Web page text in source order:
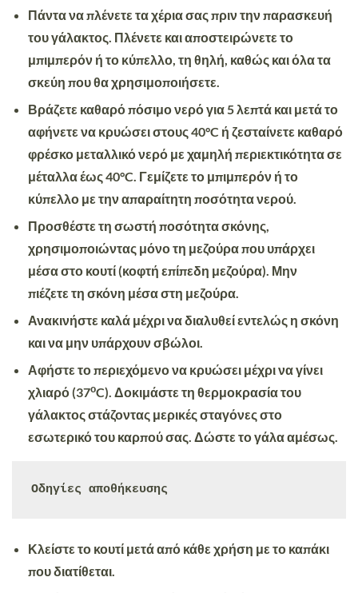
Πάντανα πλένετε τα χέρια σας πριν την παρασκευή
του γάλακτος. Πλένετε και αποστειρώνετε το
μπιμπερόν ή το κύπελλο, τη θηλή, καθώς και όλα τα
σκεύη που θα χρησιμοποιήσετε.
Βράζετε καθαρό πόσιμο νερό για 5 λεπτά και μετά το
αφήνετε να κρυώσει στους 40°C ή ζεσταίνετε καθαρό
φρέσκο ​​μεταλλικό νερό με χαμηλή περιεκτικότητα σε
μέταλλα έως 40°C. Γεμίζετε το μπιμπερόν ή το
κύπελλο με την απαραίτητη ποσότητα νερού.
Προσθέστε τη σωστή ποσότητα σκόνης,
χρησιμοποιώντας μόνο τη μεζούρα που υπάρχει
μέσα στο κουτί (κοφτή επίπεδη μεζούρα). Μην
πιέζετε τη σκόνη μέσα στη μεζούρα.
Ανακινήστε καλά μέχρι να διαλυθεί εντελώς η σκόνη
και να μην υπάρχουν σβώλοι.
Αφήστε το περιεχόμενο να κρυώσει μέχρι να γίνει
χλιαρό (37οC). Δοκιμάστε τη θερμοκρασία του
γάλακτος στάζοντας μερικές σταγόνες στο
εσωτερικό του καρπού σας. Δώστε το γάλα αμέσως.
Οδηγίες αποθήκευσης
Κλείστε το κουτί μετά από κάθε χρήση με το καπάκι
που διατίθεται.